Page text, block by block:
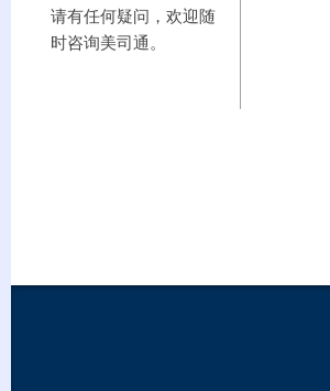
请有任何疑问，欢迎随
时咨询美司通。